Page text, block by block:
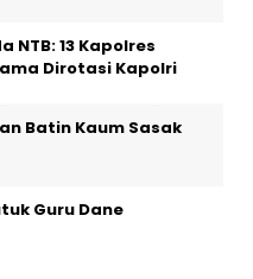
NTB: 13 Kapolres
Dirotasi Kapolri
Batin Kaum Sasak
Guru Dane